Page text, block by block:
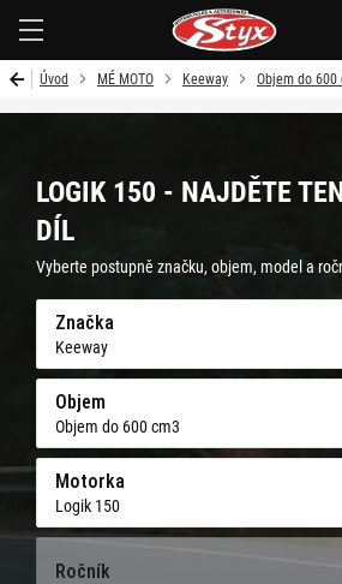
Úvod MÉ MOTO Keeway Objem do 600
LOGIK 150 - NAJDĚTE
DÍL
Vyberte postupně značku, objem, model a
Značka
Keeway
Objem
Objem do 600 cm3
Motorka
Logik 150
Ročník